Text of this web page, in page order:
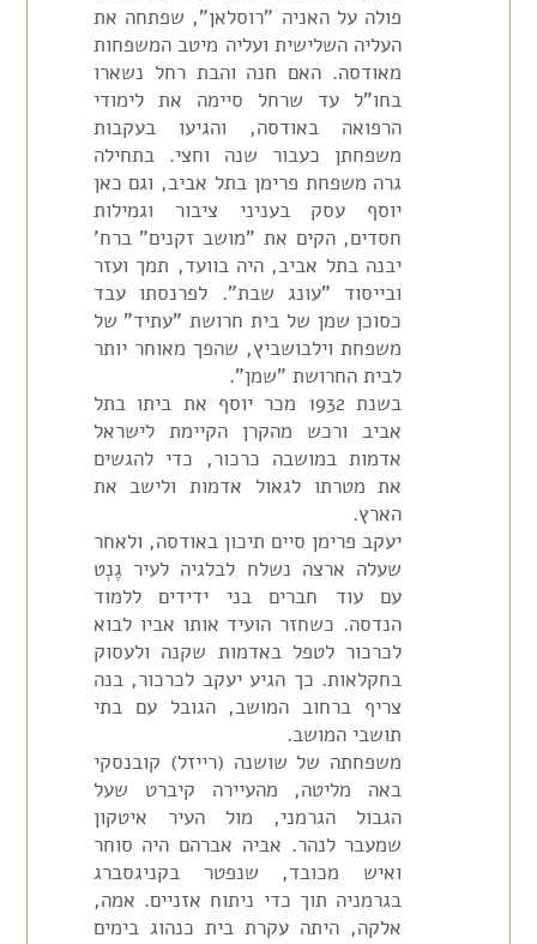
פולה על האניה "רוסלאן", שפתחה את
העליה השלישית ועליה מיטב המשפחות
מאודסה. האם חנה והבת רחל נשארו
בחו"ל עד שרחל סיימה את לימודי
הרפואה באודסה, והגיעו בעקבות
משפחתן כעבור שנה וחצי. בתחילה
גרה משפחת פרימן בתל אביב, וגם כאן
יוסף עסק בעניני ציבור וגמילות
חסדים, הקים את "מושב זקנים" ברח'
יבנה בתל אביב, היה בוועד, תמך ועזר
ובייסוד "עונג שבת". לפרנסתו עבד
כסוכן שמן של בית חרושת "עתיד" של
משפחת וילבושביץ, שהפך מאוחר יותר
לבית החרושת "שמן".
בשנת 1932 מכר יוסף את ביתו בתל
אביב ורכש מהקרן הקיימת לישראל
אדמות במושבה כרכור, כדי להגשים
את מטרתו לגאול אדמות ולישב את
הארץ.
יעקב פרימן סיים תיכון באודסה, ולאחר
שעלה ארצה נשלח לבלגיה לעיר גֶנְט
עם עוד חברים בני ידידים ללמוד
הנדסה. כשחזר הועיד אותו אביו לבוא
לכרכור לטפל באדמות שקנה ולעסוק
בחקלאות. כך הגיע יעקב לכרכור, בנה
צריף ברחוב המושב, הגובל עם בתי
תושבי המושב.
משפחתה של שושנה (רייזל) קובנסקי
באה מליטה, מהעיירה קיברט שעל
הגבול הגרמני, מול העיר איטקון
שמעבר לנהר. אביה אברהם היה סוחר
ואיש מכובד, שנפטר בקניגסברג
בגרמניה תוך כדי ניתוח אזניים. אמה,
אלקה, היתה עקרת בית כנהוג בימים